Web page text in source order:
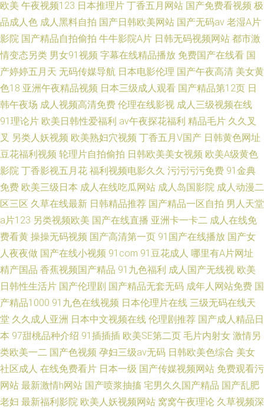
欧美 午夜视频123 日本推理片 丁香五月网站 国产免费看视频 极
品成人色 成人黑料自拍 国产日韩欧美网站 国产无码av 老湿A片
影院 国产精品自拍偷拍 牛牛影院A片 日韩无码视频网站 都市激
情变态另类 男女91视频 字幕在线精品播放 免费国产在线看 国
产婷婷五月天 无码传媒导航 日本电影伦理 国产午夜高清 美女黄
色18 亚洲午夜精品视频 日本三级成人观看 国产精品第12页 日
韩午夜场 成人视频高清免费 伦理在线影视 成人三级视频在线
91理论片 欧美日韩性爱福利 av午夜探花福利 精品毛片 久久叉
叉 另类人妖视频 欧美熟妇穴视频 丁香五月V国产 日韩黄色网址
豆花福利视频 轮理片自拍偷拍 日韩欧美美女视频 欧美A级黄色
影院 丁香影视五月花 福利视频电影久久 污污污污免费 91金典
免费 欧美三级日本 成人在线吃瓜网站 成人岛国影院 成人动漫二
区三区 久草在线最新 日韩精品推荐 国产精品一区自拍 男人天堂
a片123 另类视频欧美 国产在线直播 亚洲卡一卡二 成人在线免
费看黄 操操无码视频 国产高清第一页 91国产在线播放 国产女
人夜夜做 国产在线小视频 91com 91豆花成人 哪里有A片网址
精产国品 香蕉视频国产精品 91九色福利 成人国产无线视 欧美
日韩性生活片 国产伦理剧 国产精品无套无码 成年人网站免费 国
产精品1000 91九色在线视频 日本伦理片在线 三级无码在线天
堂 久久成人亚洲 日本中文视频在线 伦理剧推荐 国产成人精品日
本 97甜桃品种介绍 91插插插 欧美SE第二页 毛片内射女 激情另
类欧美一二 国产色视频 孕妇三级av无码 日韩欧美色综合 美女
社区成人 在线免费看片 日本一级 国产传媒视频网站 免费观看污
网站 最新激情h网站 国产喷浆抽搐 宅男久久国产精品 国产乱肥
老妇 最新福利影院 欧美人妖视频网站 窝窝午夜理论 久草视频深